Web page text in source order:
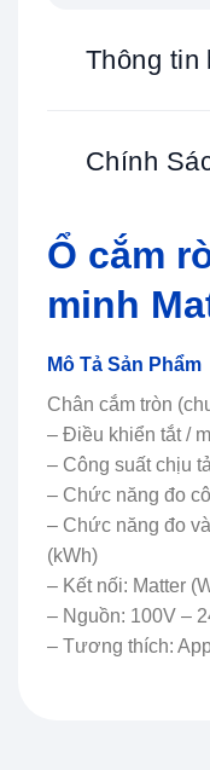
Thông tin
Chính
Ổ cắm
minh
Mô Tả Sản Phẩm
Chân cắm tròn
– Điều khiển tắt /
– Công suất chịu
– Chức năng đo
– Chức năng đo
(kWh)
– Kết nối: Matter
– Nguồn: 100V –
– Tương thích: